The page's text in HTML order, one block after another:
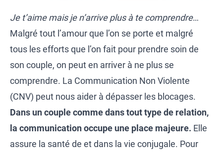
Je t’aime mais je n’arrive plus à te comprendre…
Malgré tout l’amour que l’on se porte et malgré
tous les efforts que l’on fait pour prendre soin de
son couple, on peut en arriver à ne plus se
comprendre. La Communication Non Violente
(CNV) peut nous aider à dépasser les blocages.
Dans un couple comme dans tout type de relation,
la communication occupe une place majeure. Elle
assure la santé de et dans la vie conjugale. Pour